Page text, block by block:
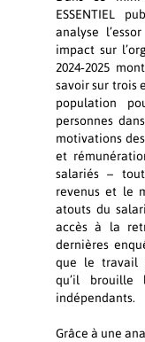
ESSENTIEL
analyse
impact sur
2024‑2025
savoir sur trois
population
personnes
motivations
et
salariés –
revenus et le
atouts du
accès à la
dernières
que le travail
qu’il brouille
indépendants.
Grâce à une